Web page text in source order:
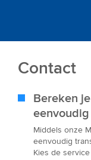
Contact
Bereken
Middels onze
eenvoudig
Kies de